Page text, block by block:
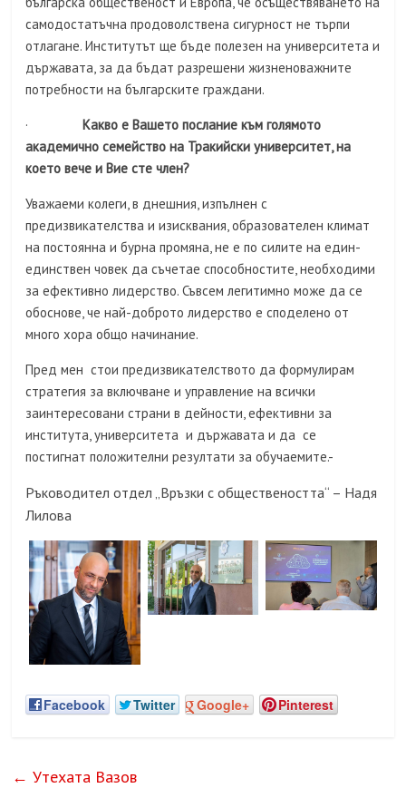
самодостатъчна продоволствена сигурност не търпи
отлагане. Институтът ще бъде полезен на университета и
държавата, за да бъдат разрешени жизненоважните
потребности на българските граждани.
· Какво е Вашето послание към голямото
академично семейство на Тракийски университет, на
което вече и Вие сте член?
Уважаеми колеги, в днешния, изпълнен с
предизвикателства и изисквания, образователен климат
на постоянна и бурна промяна, не е по силите на един-
единствен човек да съчетае способностите, необходими
за ефективно лидерство. Съвсем легитимно може да се
обоснове, че най-доброто лидерство е споделено от
много хора общо начинание.
Пред мен стои предизвикателството да формулирам
стратегия за включване и управление на всички
заинтересовани страни в дейности, ефективни за
института, университета и държавата и да се
постигнат положителни резултати за обучаемите.-
Ръководител отдел „Връзки с обществеността“ – Надя
Лилова
Facebook Twitter Google+ Pinterest
← Утехата Вазов